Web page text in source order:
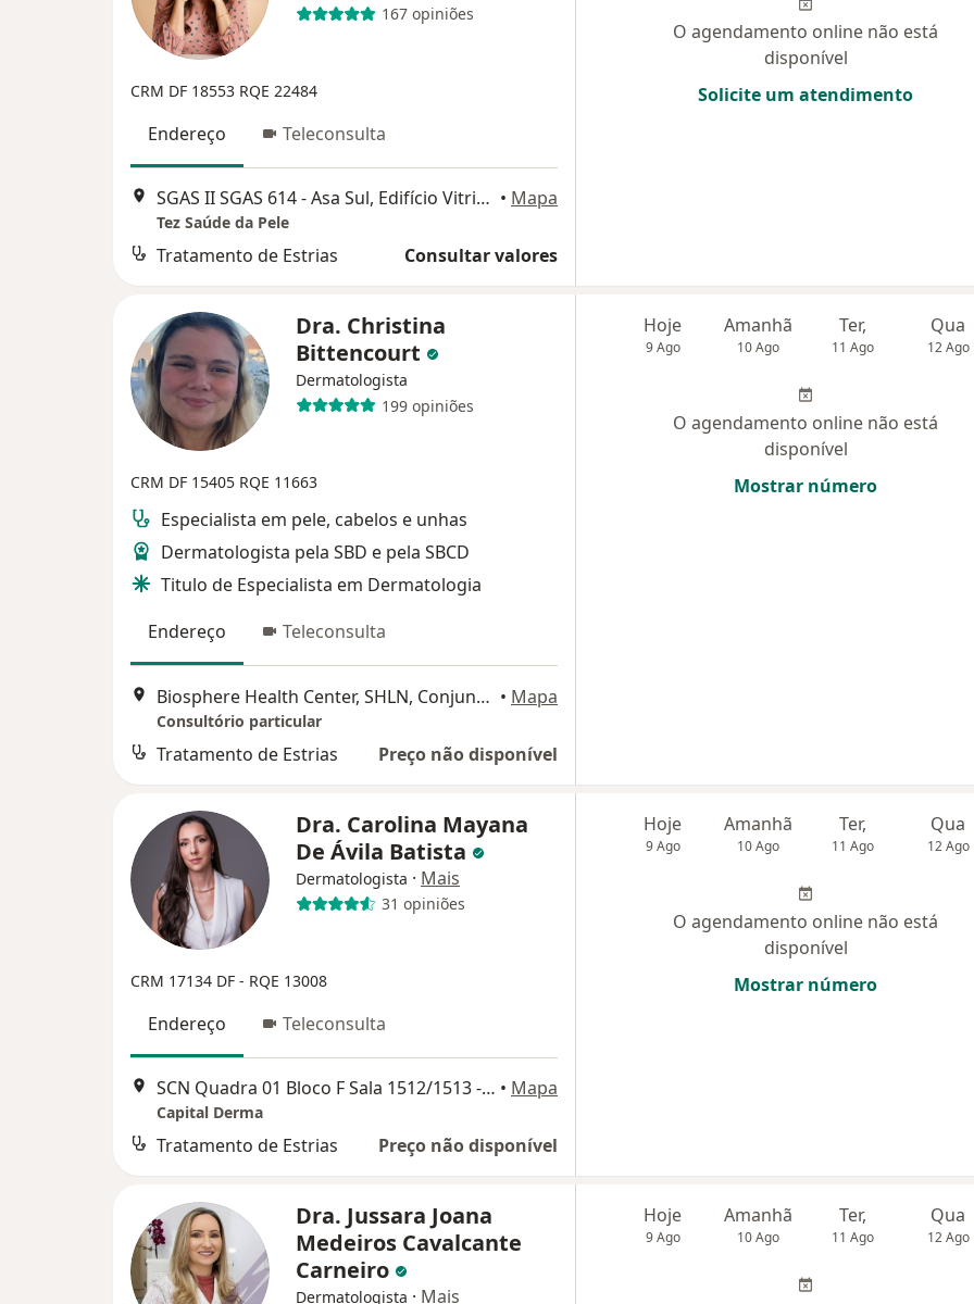
167 opiniões
CRM DF 18553 RQE 22484
Endereço Teleconsulta
SGAS II SGAS 614 - Asa Sul, Edifício Vitrium Sala 216, Brasília • Mapa
Tez Saúde da Pele
Tratamento de Estrias Consultar valores
O agendamento online não está
disponível
Solicite um atendimento
Dra. Christina
Bittencourt
Dermatologista
199 opiniões
CRM DF 15405 RQE 11663
Especialista em pele, cabelos e unhas
Dermatologista pela SBD e pela SBCD
Titulo de Especialista em Dermatologia
Endereço
Teleconsulta
Biosphere Health Center, SHLN, Conjunto I, Bloco A, Sala 518, Asa Norte, Brasília • Mapa
Consultório particular
Tratamento de Estrias Preço não disponível
Hoje
9 Ago
Amanhã
10 Ago
Ter,
11 Ago
Qua
12 Ago
O agendamento online não está
disponível
Mostrar número
Dra. Carolina Mayana
De Ávila Batista
Dermatologista · Mais
31 opiniões
CRM 17134 DF - RQE 13008
Endereço Teleconsulta
SCN Quadra 01 Bloco F Sala 1512/1513 - Edificio America Office Tower, Brasília • Mapa
Capital Derma
Tratamento de Estrias Preço não disponível
Hoje
9 Ago
Amanhã
10 Ago
Ter,
11 Ago
Qua
12 Ago
O agendamento online não está
disponível
Mostrar número
Dra. Jussara Joana
Medeiros Cavalcante
Carneiro
Dermatologista · Mais
Hoje
9 Ago
Amanhã
10 Ago
Ter,
11 Ago
Qua
12 Ago